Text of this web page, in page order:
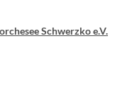
Schwerzko e.V.